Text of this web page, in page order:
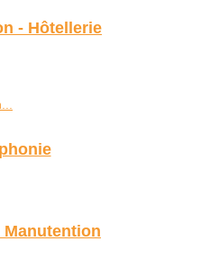
- Hôtellerie